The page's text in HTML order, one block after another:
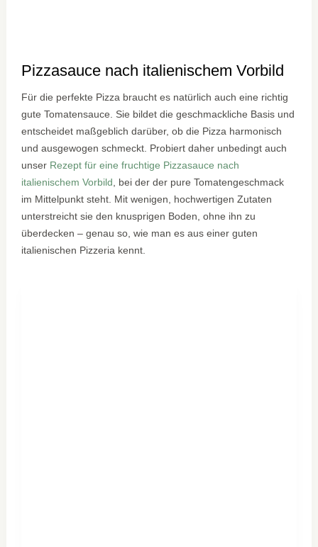
Pizzasauce nach italienischem Vorbild
Für die perfekte Pizza braucht es natürlich auch eine richtig
gute Tomatensauce. Sie bildet die geschmackliche Basis und
entscheidet maßgeblich darüber, ob die Pizza harmonisch
und ausgewogen schmeckt. Probiert daher unbedingt auch
unser Rezept für eine fruchtige Pizzasauce nach
italienischem Vorbild, bei der der pure Tomatengeschmack
im Mittelpunkt steht. Mit wenigen, hochwertigen Zutaten
unterstreicht sie den knusprigen Boden, ohne ihn zu
überdecken – genau so, wie man es aus einer guten
italienischen Pizzeria kennt.